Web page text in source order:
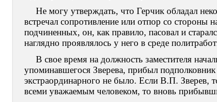
Не могу утверждать, что Герчик обладал
встречал сопротивление или отпор со стороны
подчиненных, он, как правило, пасовал и
наглядно проявлялось у него в среде
В свое время на должность заместителя
упоминавшегося Зверева, прибыл
экстраординарного не было. Если В.П.
всеми уважаемым человеком, то вновь